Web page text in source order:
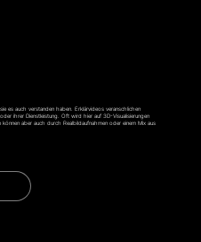
es auch verstanden haben. Erklärvideos veranschlichen
ihrer Dienstleistung. Oft wird hier auf 3D-Visualisierungen
aber auch durch Realbildaufnahmen oder einem Mix aus